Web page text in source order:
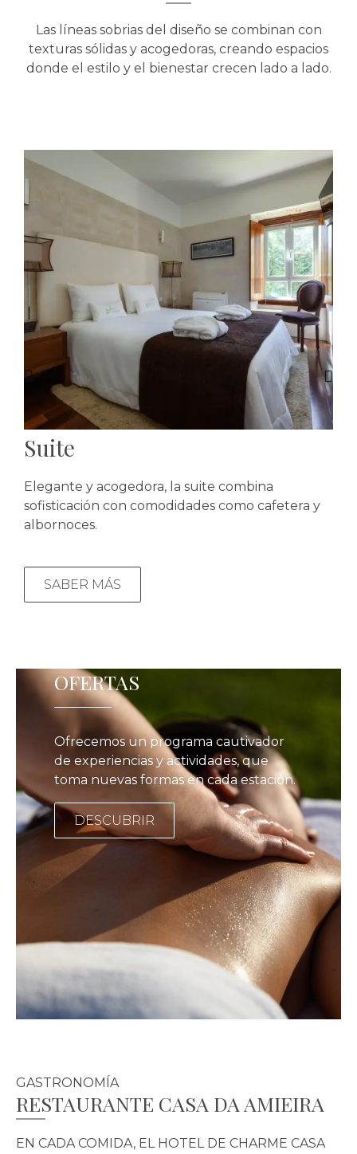
Las líneas sobrias del diseño se combinan con
texturas sólidas y acogedoras, creando espacios
donde el estilo y el bienestar crecen lado a lado.
Suite
Elegante y acogedora, la suite combina
sofisticación con comodidades como cafetera y
albornoces.
SABER MÁS
OFERTAS
Ofrecemos un programa cautivador
de experiencias y actividades, que
toma nuevas formas en cada estación.
DESCUBRIR
GASTRONOMÍA
RESTAURANTE CASA DA AMIEIRA
EN CADA COMIDA, EL HOTEL DE CHARME CASA